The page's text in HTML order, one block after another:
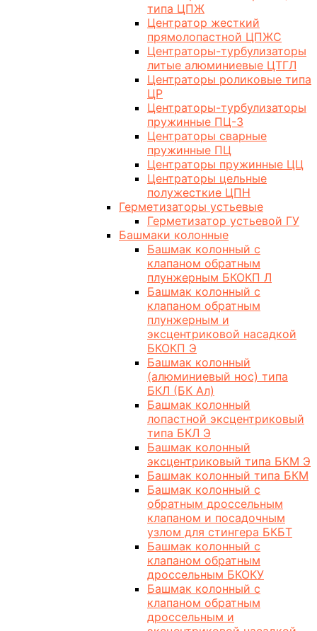
типа ЦПЖ
Центратор жесткий
прямолопастной ЦПЖС
Центраторы-турбулизаторы
литые алюминиевые ЦТГЛ
Центраторы роликовые типа
ЦР
Центраторы-турбулизаторы
пружинные ПЦ-3
Центраторы сварные
пружинные ПЦ
Центраторы пружинные ЦЦ
Центраторы цельные
полужесткие ЦПН
Герметизаторы устьевые
Герметизатор устьевой ГУ
Башмаки колонные
Башмак колонный с
клапаном обратным
плунжерным БКОКП Л
Башмак колонный с
клапаном обратным
плунжерным и
эксцентриковой насадкой
БКОКП Э
Башмак колонный
(алюминиевый нос) типа
БКЛ (БК Ал)
Башмак колонный
лопастной эксцентриковый
типа БКЛ Э
Башмак колонный
эксцентриковый типа БКМ Э
Башмак колонный типа БКМ
Башмак колонный с
обратным дроссельным
клапаном и посадочным
узлом для стингера БКБТ
Башмак колонный с
клапаном обратным
дроссельным БКОКУ
Башмак колонный с
клапаном обратным
дроссельным и